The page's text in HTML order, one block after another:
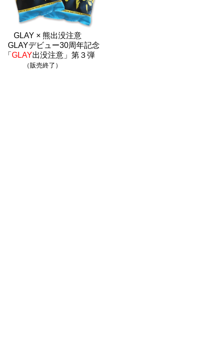
GLAY × 熊出没注意
GLAYデビュー30周年記念
「 GLAY出没注意」第３弾
（販売終了）